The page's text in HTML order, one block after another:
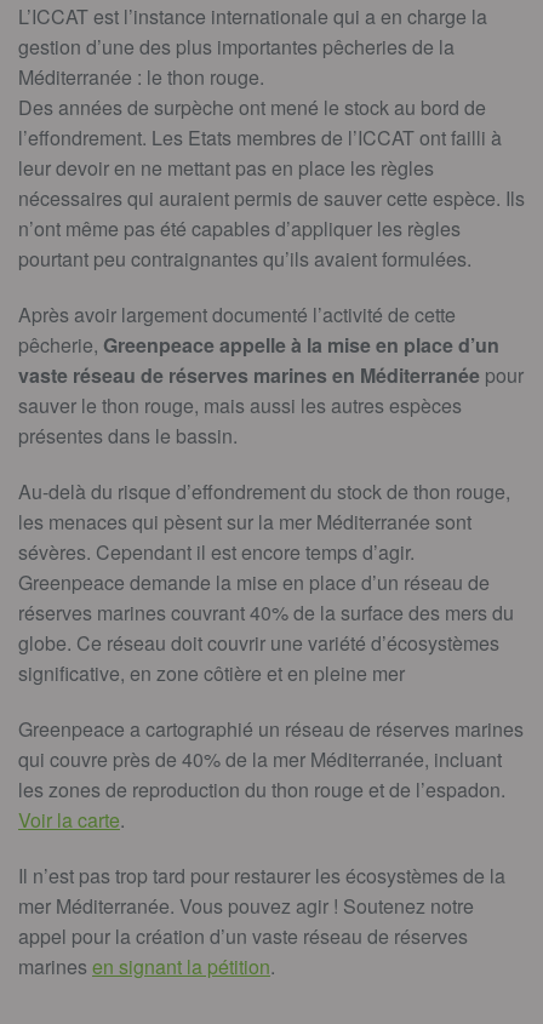
L’ICCAT est l’instance internationale qui a en charge la
gestion d’une des plus importantes pêcheries de la
Méditerranée : le thon rouge.
Des années de surpèche ont mené le stock au bord de
l’effondrement. Les Etats membres de l’ICCAT ont failli à
leur devoir en ne mettant pas en place les règles
nécessaires qui auraient permis de sauver cette espèce. Ils
n’ont même pas été capables d’appliquer les règles
pourtant peu contraignantes qu’ils avaient formulées.
Après avoir largement documenté l’activité de cette
pêcherie, Greenpeace appelle à la mise en place d’un
vaste réseau de réserves marines en Méditerranée pour
sauver le thon rouge, mais aussi les autres espèces
présentes dans le bassin.
Au-delà du risque d’effondrement du stock de thon rouge,
les menaces qui pèsent sur la mer Méditerranée sont
sévères. Cependant il est encore temps d’agir.
Greenpeace demande la mise en place d’un réseau de
réserves marines couvrant 40% de la surface des mers du
globe. Ce réseau doit couvrir une variété d’écosystèmes
significative, en zone côtière et en pleine mer
Greenpeace a cartographié un réseau de réserves marines
qui couvre près de 40% de la mer Méditerranée, incluant
les zones de reproduction du thon rouge et de l’espadon.
Voir la carte.
Il n’est pas trop tard pour restaurer les écosystèmes de la
mer Méditerranée. Vous pouvez agir ! Soutenez notre
appel pour la création d’un vaste réseau de réserves
marines en signant la pétition.